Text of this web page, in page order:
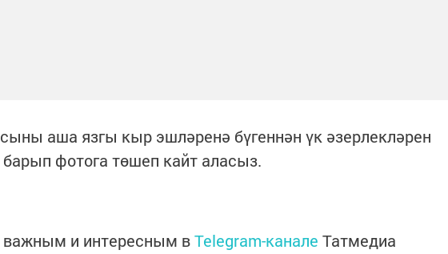
сыны аша язгы кыр эшләренә бүгеннән үк әзерлекләрен
барып фотога төшеп кайт аласыз.
и интересным вTelegram-канале Татмедиа